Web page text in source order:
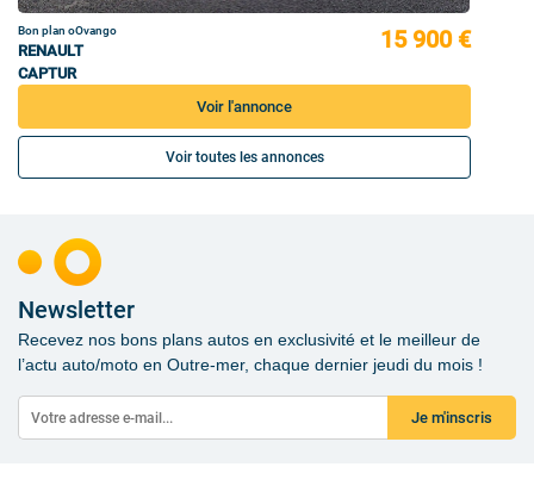
Bon plan oOvango
RENAULT
CAPTUR
15 900 €
Voir l'annonce
Voir toutes les annonces
Newsletter
Recevez nos bons plans autos en exclusivité et le meilleur de
l’actu auto/moto en Outre-mer, chaque dernier jeudi du mois !
Je m'inscris